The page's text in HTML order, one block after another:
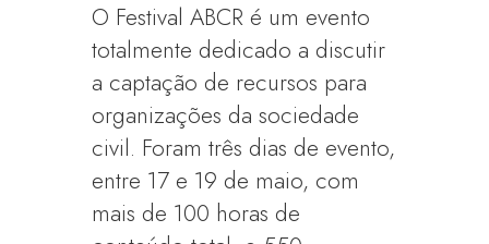
O Festival ABCR é um evento
totalmente dedicado a discutir
a captação de recursos para
organizações da sociedade
civil. Foram três dias de evento,
entre 17 e 19 de maio, com
mais de 100 horas de